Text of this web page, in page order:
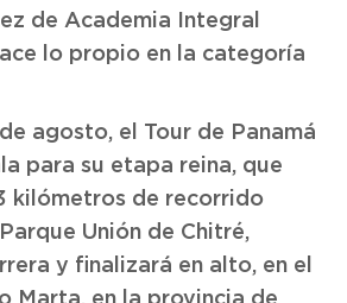
de Academia Integral
lo propio en la categoría
agosto, el Tour de Panamá
para su etapa reina, que
kilómetros de recorrido
Unión de Chitré,
y finalizará en alto, en el